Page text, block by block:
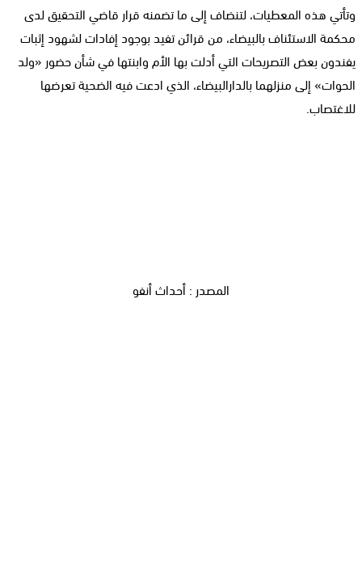
وتأتي هذه المعطيات، لتنضاف إلى ما تضمنه قرار قاضي التحقيق لدى
محكمة الاستئناف بالبيضاء، من قرائن تفيد بوجود إفادات لشهود إثبات
يفندون بعض التصريحات التي أدلت بها الأم وابنتها في شأن حضور «ولد
الحوات» إلى منزلهما بالدارالبيضاء، الذي ادعت فيه الضحية تعرضها
للاغتصاب.
المصدر : أحداث أنفو